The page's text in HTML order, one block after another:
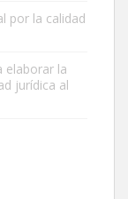
por la calidad
elaborar la
jurídica al